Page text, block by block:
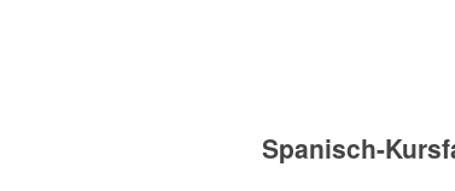
Spanisch-